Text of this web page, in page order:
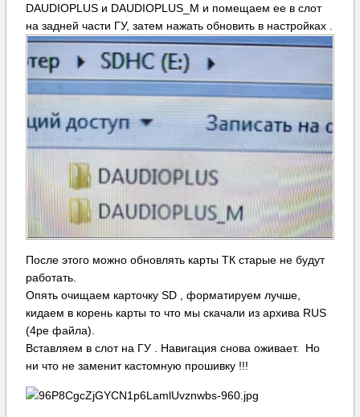
DAUDIOPLUS и DAUDIOPLUS_М и помещаем ее в слот
на задней части ГУ, затем нажать обновить в настройках .
После этого можно обновлять карты ТК старые не будут
работать.
Опять очищаем карточку SD , форматируем лучше,
кидаем в корень карты то что мы скачали из архива RUS
(4ре файла).
Вставляем в слот на ГУ . Навигация снова оживает. Но
ни что не заменит кастомную прошивку !!!